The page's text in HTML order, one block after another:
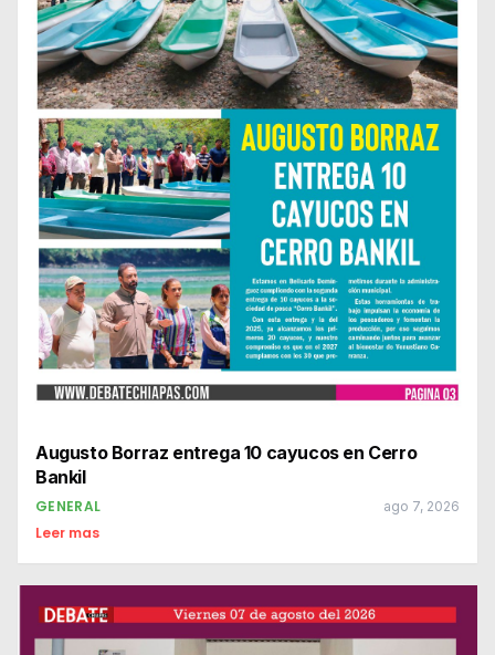
Augusto Borraz entrega 10 cayucos en Cerro
Bankil
GENERAL ago 7, 2026
Leer mas